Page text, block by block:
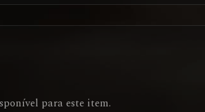
para este item.